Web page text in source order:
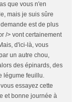
que vous n'en
mais je suis sûre
est de plus
/> vont certainement
d'ici-là, vous
un autre chou,
des épinards, des
légume feuillu.
essayez cette
et bonne journée à